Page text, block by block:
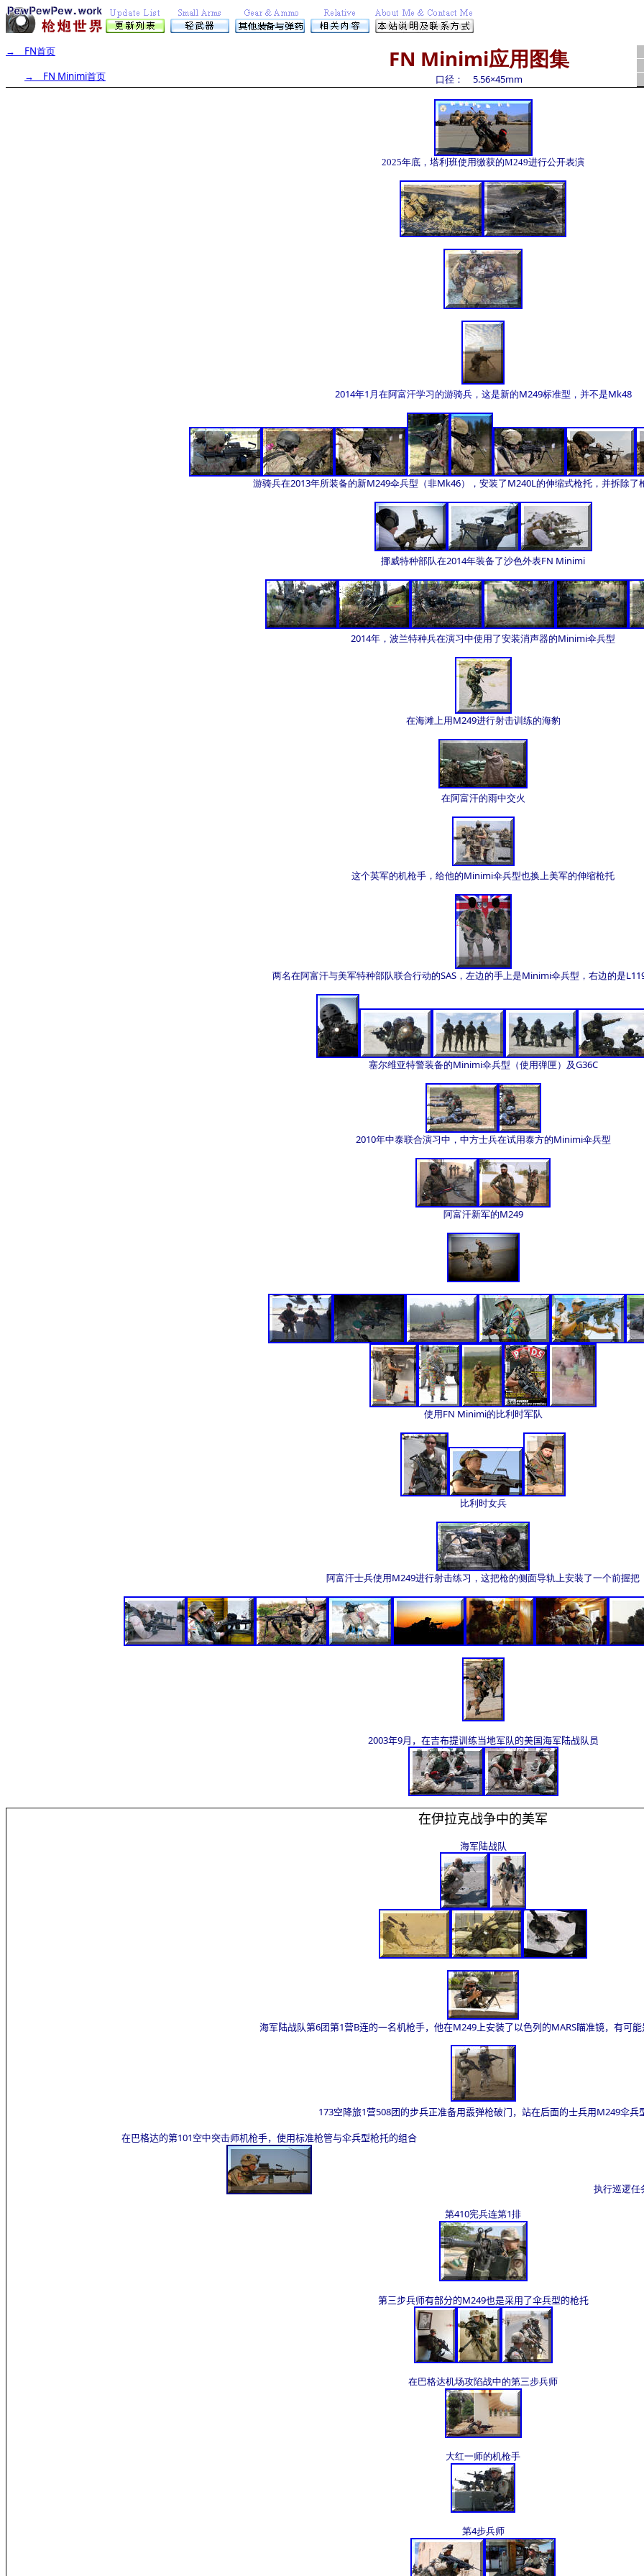
→ FN首页
→ FN Minimi首页
FN Minimi应用图集
口径： 5.56×45mm
2025年底，塔利班使用缴获的M249进行公开表演
2014年1月在阿富汗学习的游骑兵，这是新的M249标准型，并不是Mk48
游骑兵在2013年所装备的新M249伞兵型（非Mk46），安装了M240L的伸缩式枪托，并拆除了
挪威特种部队在2014年装备了沙色外表FN Minimi
2014年，波兰特种兵在演习中使用了安装消声器的Minimi伞兵型
在海滩上用M249进行射击训练的海豹
在阿富汗的雨中交火
这个英军的机枪手，给他的Minimi伞兵型也换上美军的伸缩枪托
两名在阿富汗与美军特种部队联合行动的SAS，左边的手上是Minimi伞兵型，右边的是
塞尔维亚特警装备的Minimi伞兵型（使用弹匣）及G36C
2010年中泰联合演习中，中方士兵在试用泰方的Minimi伞兵型
阿富汗新军的M249
使用FN Minimi的比利时军队
比利时女兵
阿富汗士兵使用M249进行射击练习，这把枪的侧面导轨上安装了一个前握把
2003年9月，在吉布提训练当地军队的美国海军陆战队员
在伊拉克战争中的美军
海军陆战队
海军陆战队第6团第1营B连的一名机枪手，他在M249上安装了以色列的MARS瞄准镜，有可能
173空降旅1营508团的步兵正准备用霰弹枪破门，站在后面的士兵用M249伞兵
在巴格达的第101空中突击师机枪手，使用标准枪管与伞兵型枪托的组合
执行巡逻任
第410宪兵连第1排
第三步兵师有部分的M249也是采用了伞兵型的枪托
在巴格达机场攻陷战中的第三步兵师
大红一师的机枪手
第4步兵师